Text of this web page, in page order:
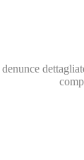
denunce